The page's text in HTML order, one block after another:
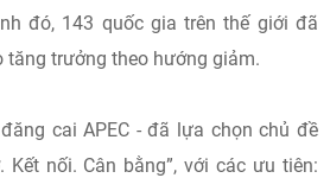
đó, 143 quốc gia trên thế giới đã
tăng trưởng theo hướng giảm.
cai APEC - đã lựa chọn chủ đề
Kết nối. Cân bằng”, với các ưu tiên: